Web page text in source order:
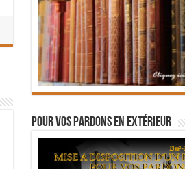
Pour vos pardons en extérieur